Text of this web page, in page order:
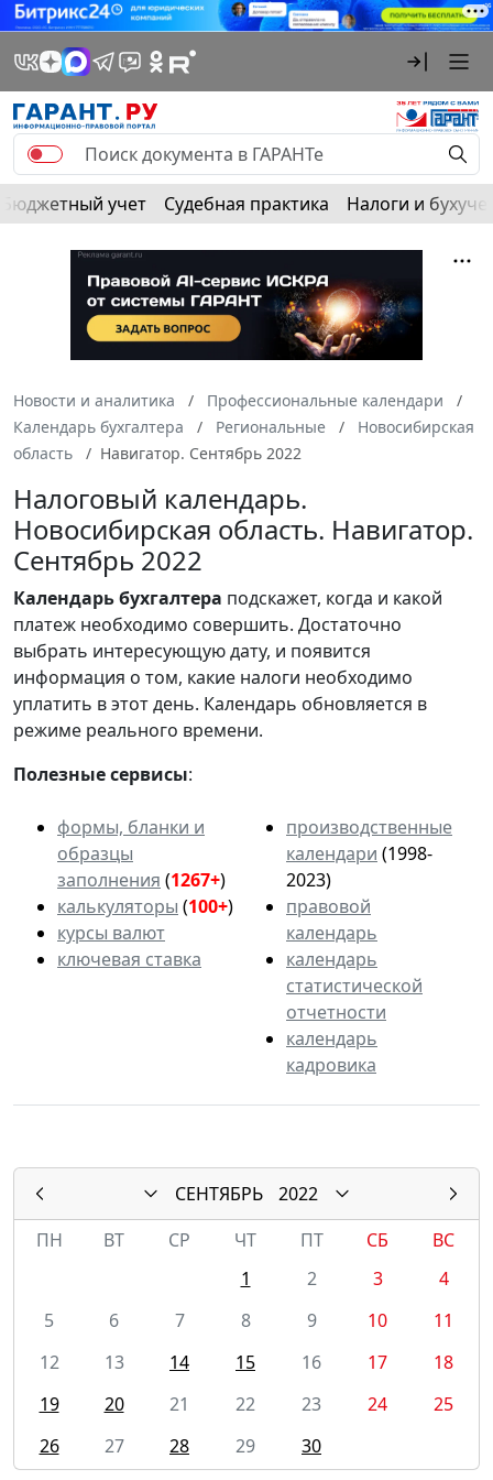
Бюджетный учет Судебная практика Налоги и
Новости и аналитика
Профессиональные календари
Календарь бухгалтера
Региональные
Новосибирская
область
Навигатор. Сентябрь 2022
Налоговый календарь.
Новосибирская область. Навигатор.
Сентябрь 2022
Календарьбухгалтера подскажет, когда и какой
платеж необходимо совершить. Достаточно
выбрать интересующую дату, и появится
информация о том, какие налоги необходимо
уплатить в этот день. Календарь обновляется в
режиме реального времени.
Полезные сервисы:
формы, бланки и
образцы
заполнения (1267+)
калькуляторы (100+)
курсы валют
ключевая ставка
производственные
календари (1998-
2023)
правовой
календарь
календарь
статистической
отчетности
календарь
кадровика
СЕНТЯБРЬ
2022
ПН
ВТ СР ЧТ ПТ СБ
ВС
1
2 3
4
5
6 7 8 9 10
11
12
13 14 15 16 17
18
19
20 21 22 23 24
25
26
27 28 29 30